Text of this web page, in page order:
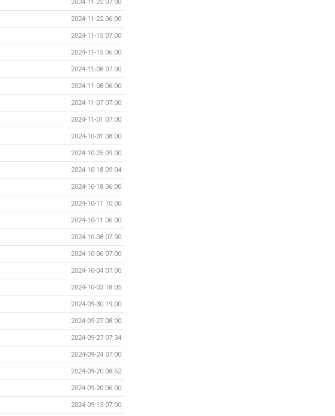
2024-11-22 07:00
2024-11-22 06:00
2024-11-15 07:00
2024-11-15 06:00
2024-11-08 07:00
2024-11-08 06:00
2024-11-07 07:00
2024-11-01 07:00
2024-10-31 08:00
2024-10-25 09:00
2024-10-18 09:04
2024-10-18 06:00
2024-10-11 10:00
2024-10-11 06:00
2024-10-08 07:00
2024-10-06 07:00
2024-10-04 07:00
2024-10-03 18:05
2024-09-30 19:00
2024-09-27 08:00
2024-09-27 07:34
2024-09-24 07:00
2024-09-20 08:52
2024-09-20 06:00
2024-09-13 07:00